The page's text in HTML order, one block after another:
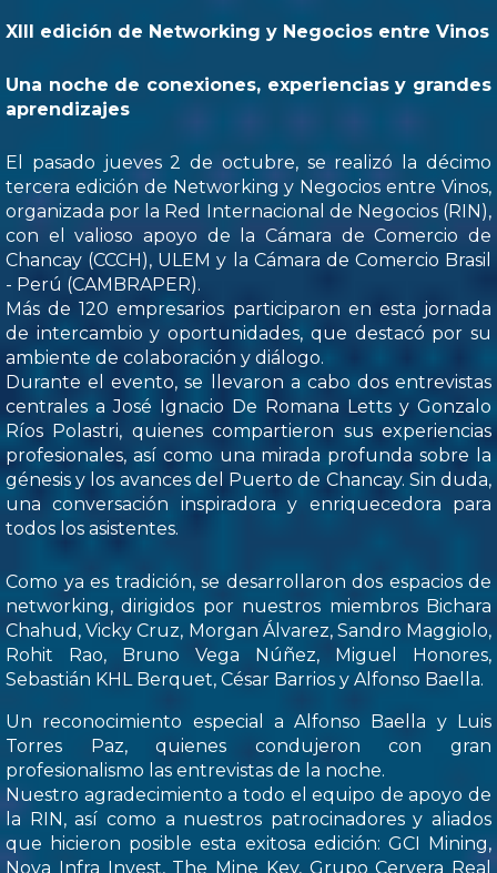
XIII edición de Networking y Negocios entre Vinos
Una noche de conexiones, experiencias y grandes
aprendizajes
El pasado jueves 2 de octubre, se realizó la décimo
tercera edición de Networking y Negocios entre Vinos,
organizada por la Red Internacional de Negocios (RIN),
con el valioso apoyo de la Cámara de Comercio de
Chancay (CCCH), ULEM y la Cámara de Comercio Brasil
- Perú (CAMBRAPER).
Más de 120 empresarios participaron en esta jornada
de intercambio y oportunidades, que destacó por su
ambiente de colaboración y diálogo.
Durante el evento, se llevaron a cabo dos entrevistas
centrales a José Ignacio De Romana Letts y Gonzalo
Ríos Polastri, quienes compartieron sus experiencias
profesionales, así como una mirada profunda sobre la
génesis y los avances del Puerto de Chancay. Sin duda,
una conversación inspiradora y enriquecedora para
todos los asistentes.
Como ya es tradición, se desarrollaron dos espacios de
networking, dirigidos por nuestros miembros Bichara
Chahud, Vicky Cruz, Morgan Álvarez, Sandro Maggiolo,
Rohit Rao, Bruno Vega Núñez, Miguel Honores,
Sebastián KHL Berquet, César Barrios y Alfonso Baella.
Un reconocimiento especial a Alfonso Baella y Luis
Torres Paz, quienes condujeron con gran
profesionalismo las entrevistas de la noche.
Nuestro agradecimiento a todo el equipo de apoyo de
la RIN, así como a nuestros patrocinadores y aliados
que hicieron posible esta exitosa edición: GCI Mining,
Nova Infra Invest, The Mine Key, Grupo Cervera Real